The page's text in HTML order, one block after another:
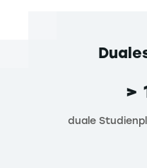
>
duale